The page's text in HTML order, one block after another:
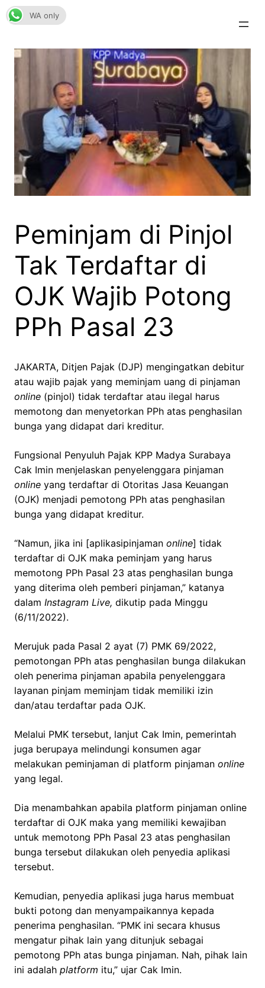
Skip
to
Peminjam di Pinjol
Tak Terdaftar di
OJK Wajib Potong
PPh Pasal 23
JAKARTA, Ditjen Pajak (DJP) mengingatkan debitur
atau wajib pajak yang meminjam uang di pinjaman
online (pinjol) tidak terdaftar atau ilegal harus
memotong dan menyetorkan PPh atas penghasilan
bunga yang didapat dari kreditur.
Fungsional Penyuluh Pajak KPP Madya Surabaya
Cak Imin menjelaskan penyelenggara pinjaman
online yang terdaftar di Otoritas Jasa Keuangan
(OJK) menjadi pemotong PPh atas penghasilan
bunga yang didapat kreditur.
“Namun, jika ini [aplikasipinjaman online] tidak
terdaftar di OJK maka peminjam yang harus
memotong PPh Pasal 23 atas penghasilan bunga
yang diterima oleh pemberi pinjaman,” katanya
dalam Instagram Live, dikutip pada Minggu
(6/11/2022).
Merujuk pada Pasal 2 ayat (7) PMK 69/2022,
pemotongan PPh atas penghasilan bunga dilakukan
oleh penerima pinjaman apabila penyelenggara
layanan pinjam meminjam tidak memiliki izin
dan/atau terdaftar pada OJK.
Melalui PMK tersebut, lanjut Cak Imin, pemerintah
juga berupaya melindungi konsumen agar
melakukan peminjaman di platform pinjaman online
yang legal.
Dia menambahkan apabila platform pinjaman online
terdaftar di OJK maka yang memiliki kewajiban
untuk memotong PPh Pasal 23 atas penghasilan
bunga tersebut dilakukan oleh penyedia aplikasi
tersebut.
Kemudian, penyedia aplikasi juga harus membuat
bukti potong dan menyampaikannya kepada
penerima penghasilan. “PMK ini secara khusus
mengatur pihak lain yang ditunjuk sebagai
pemotong PPh atas bunga pinjaman. Nah, pihak lain
ini adalah platform itu,” ujar Cak Imin.
WA only